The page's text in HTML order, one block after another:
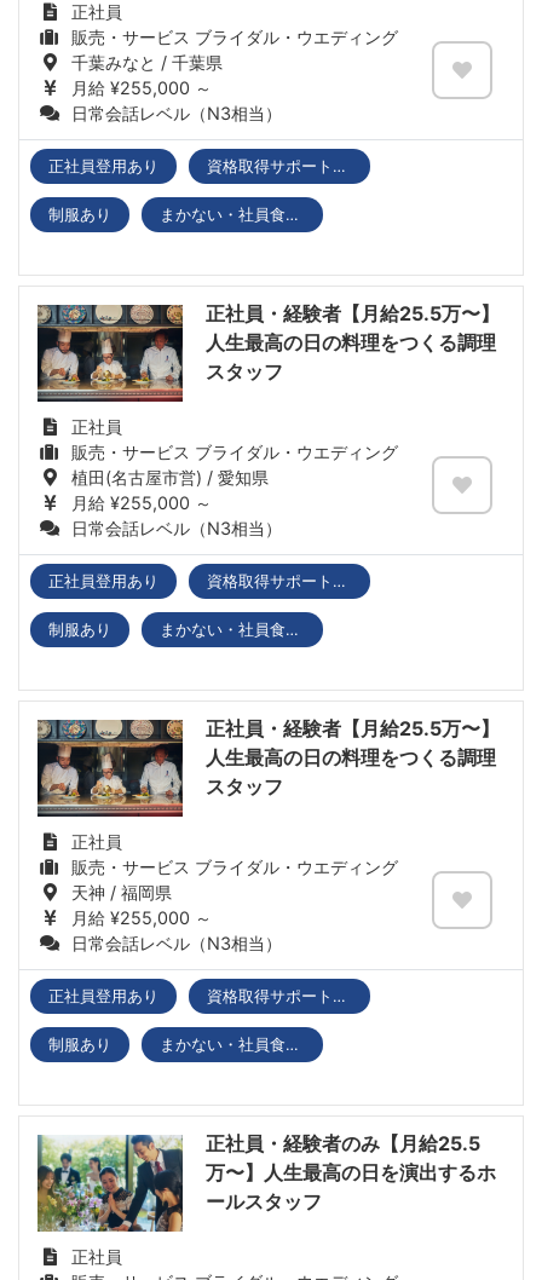
正社員
販売・サービス ブライダル・ウエディング
千葉みなと / 千葉県
月給 ¥255,000 ～
日常会話レベル（N3相当）
正社員登用あり 資格取得サポートあり
制服あり まかない・社員食堂あり
正社員・経験者【月給25.5万〜】
人生最高の日の料理をつくる調理
スタッフ
正社員
販売・サービス ブライダル・ウエディング
植田(名古屋市営) / 愛知県
月給 ¥255,000 ～
日常会話レベル（N3相当）
正社員登用あり 資格取得サポートあり
制服あり まかない・社員食堂あり
正社員・経験者【月給25.5万〜】
人生最高の日の料理をつくる調理
スタッフ
正社員
販売・サービス ブライダル・ウエディング
天神 / 福岡県
月給 ¥255,000 ～
日常会話レベル（N3相当）
正社員登用あり 資格取得サポートあり
制服あり まかない・社員食堂あり
正社員・経験者のみ【月給25.5
万〜】人生最高の日を演出するホ
ールスタッフ
正社員